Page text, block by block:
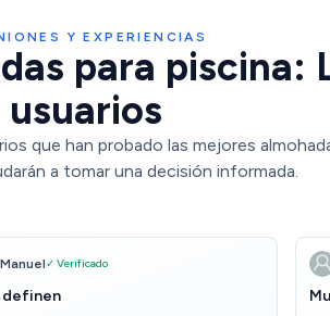
Y EXPERIENCIAS
para piscina:
usuarios
que han probado las mejores
a tomar una decisión informada.
Manuel✓ Verificado
definen